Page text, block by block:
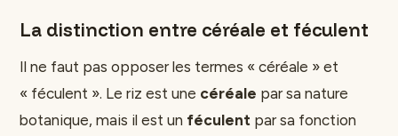
La distinction entre céréale et féculent
Il ne faut pas opposer les termes « céréale » et
« féculent ». Le riz est une céréale par sa nature
botanique, mais il est un féculent par sa fonction